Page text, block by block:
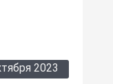
2023